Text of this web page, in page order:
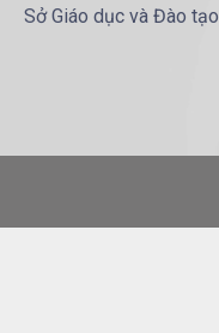
Sở Giáo dục và Đào tạo